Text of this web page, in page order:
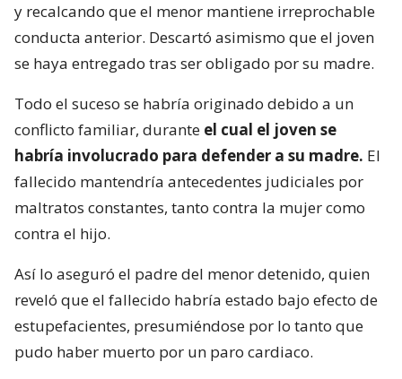
y recalcando que el menor mantiene irreprochable
conducta anterior. Descartó asimismo que el joven
se haya entregado tras ser obligado por su madre.
Todo el suceso se habría originado debido a un
conflicto familiar, durante el cual el joven se
habría involucrado para defender a su madre. El
fallecido mantendría antecedentes judiciales por
maltratos constantes, tanto contra la mujer como
contra el hijo.
Así lo aseguró el padre del menor detenido, quien
reveló que el fallecido habría estado bajo efecto de
estupefacientes, presumiéndose por lo tanto que
pudo haber muerto por un paro cardiaco.